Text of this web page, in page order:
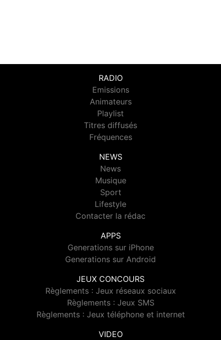
RADIO
Emissions
Animateurs
Playlist
Titres diffusés
Fréquences
NEWS
News
Musique
Sport
Lifestyle
Contacter la rédac
APPS
Generations sur iPhone
Generations sur Android
JEUX CONCOURS
Règlements : Jeux réseaux sociaux
Règlements : Jeux SMS
Règlements : Jeux téléphone et internet
VIDEO